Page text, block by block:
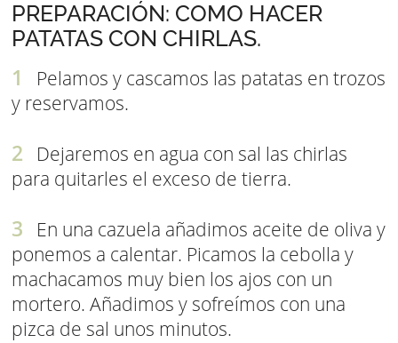
PREPARACIÓN: COMO HACER
PATATAS CON CHIRLAS.
Pelamos y cascamos las patatas en trozos
y reservamos.
Dejaremos en agua con sal las chirlas
para quitarles el exceso de tierra.
En una cazuela añadimos aceite de oliva y
ponemos a calentar. Picamos la cebolla y
machacamos muy bien los ajos con un
mortero. Añadimos y sofreímos con una
pizca de sal unos minutos.